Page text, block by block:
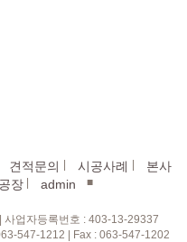
견적문의 시공사례 본사
장| admin ■
사업자등록번호 : 403-13-29337
547-1212 | Fax : 063-547-1202